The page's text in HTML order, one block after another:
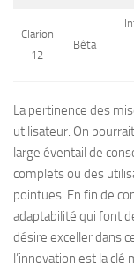
Clarion
12
Bêta
La pertinence des
utilisateur. On
large éventail de
complets ou des
pointues. En fin de
adaptabilité qui font
désire exceller dans
l’innovation est la clé